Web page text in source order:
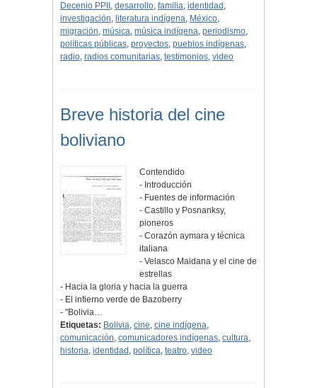
Decenio PPII , desarrollo, familia, identidad ,
investigación, literatura indígena, México,
migración, música, música indígena, periodismo,
políticas públicas, proyectos, pueblos indígenas,
radio, radios comunitarias, testimonios, video
Breve historia del cine
boliviano
Contendido
- Introducción
- Fuentes de información
- Castillo y Posnanksy,
pioneros
- Corazón aymara y técnica
italiana
- Velasco Maidana y el cine de
estrellas
- Hacia la gloria y hacia la guerra
- El infierno verde de Bazoberry
- "Bolivia…
Etiquetas: Bolivia, cine, cine indígena,
comunicación, comunicadores indígenas, cultura,
historia, identidad , política, teatro, video